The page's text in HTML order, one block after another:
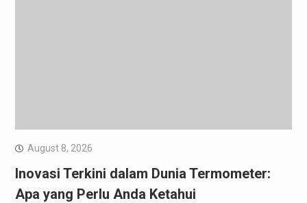
August 8, 2026
Inovasi Terkini dalam Dunia Termometer:
Apa yang Perlu Anda Ketahui